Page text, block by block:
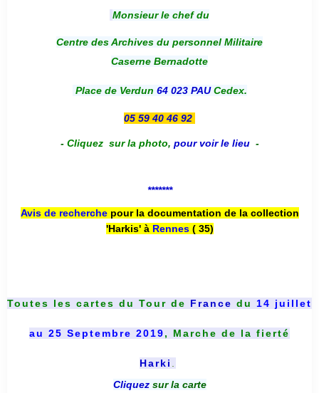
Monsieur le chef du
Centre des Archives du personnel Militaire
Caserne Bernadotte
Place de Verdun 64 023 PAUCedex.
05 59 40 46 92
- Cliquez sur la photo, pour voir le lieu -
*******
Avis de recherche pour la documentation de la collection
'Harkis' à Rennes( 35)
Toutes les cartes du Tour de France du 14 juillet
au 25 Septembre 2019, Marche de la fierté
Harki
Cliquez sur la carte